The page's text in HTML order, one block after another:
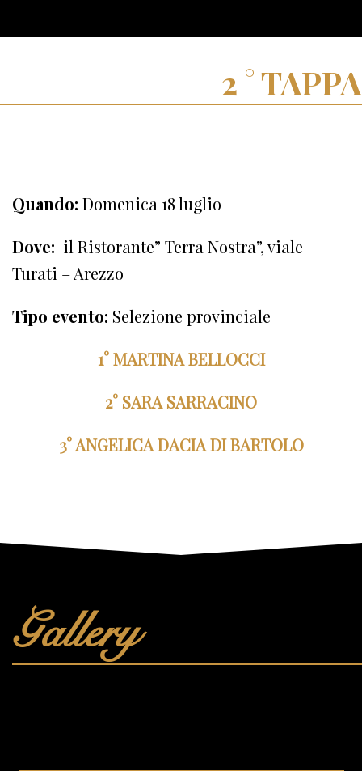
TAPPA
Quando: Domenica 18 luglio
Dove: il Ristorante” Terra Nostra”, viale
Turati – Arezzo
Tipo evento: Selezione provinciale
1° MARTINA BELLOCCI
2° SARA SARRACINO
3° ANGELICA DACIA DI BARTOLO
Gallery